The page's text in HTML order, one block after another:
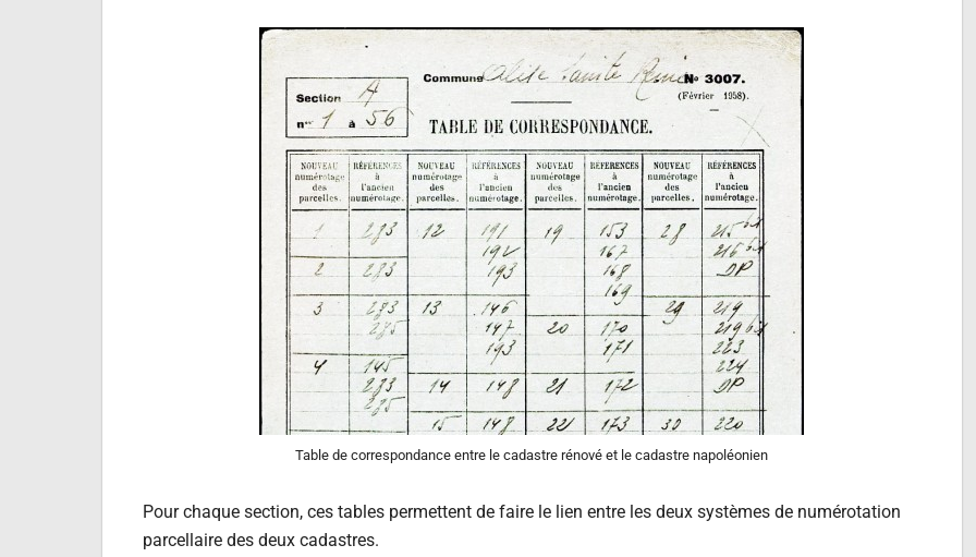
Table de correspondance entre le cadastre rénové et le cadastre napoléonien
Pour chaque section, ces tables permettent de faire le lien entre les deux systèmes de numérotation
parcellaire des deux cadastres.